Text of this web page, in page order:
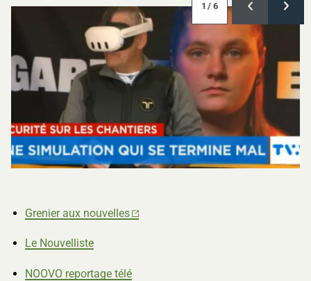
1 / 6
Grenier aux nouvelles
Le Nouvelliste
NOOVO reportage télé